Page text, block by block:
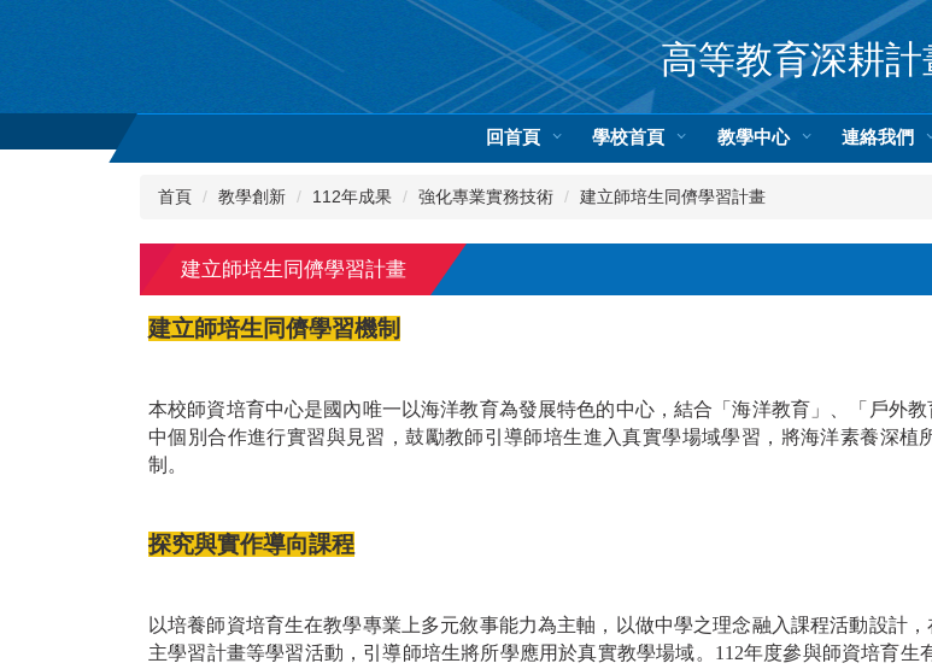
內
高等教育深耕計
回首頁 學校首頁 教學中心 連絡我們
首頁 教學創新 112年成果 強化專業實務技術 建立師培生同儕學習計畫
建立師培生同儕學習計畫
建立師培生同儕學習機制
本校師資培育中心是國內唯一以海洋教育為發展特色的中心，結合「海洋教育」、「戶外
中個別合作進行實習與見習，鼓勵教師引導師培生進入真實學場域學習，將海洋素養深
制。
探究與實作導向課程
以培養師資培育生在教學專業上多元敘事能力為主軸，以做中學之理念融入課程活動設計
主學習計畫等學習活動，引導師培生將所學應用於真實教學場域。112年度參與師資培育